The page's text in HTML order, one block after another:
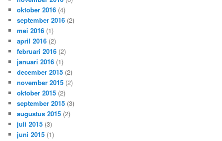
oktober 2016 (4)
september 2016 (2)
mei 2016 (1)
april 2016 (2)
februari 2016 (2)
januari 2016 (1)
december 2015 (2)
november 2015 (2)
oktober 2015 (2)
september 2015 (3)
augustus 2015 (2)
juli 2015 (3)
juni 2015 (1)